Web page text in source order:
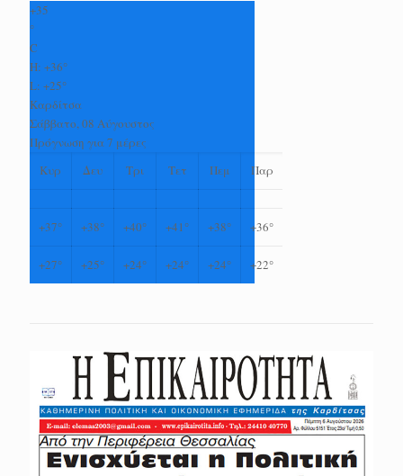
+35
°
C
H: +36°
L: +25°
Καρδίτσα
Σάββατο, 08 Αύγουστος
Πρόγνωση για 7 μέρες
Κυρ
Δευ Τρι Τετ Πεμ Παρ
+37° +38° +40° +41° +38° +36°
+27° +25° +24° +24° +24° +22°